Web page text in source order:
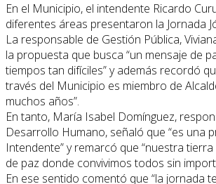
En el Municipio, el intendente Ricardo
diferentes áreas presentaron la Jornada
La responsable de Gestión Pública,
la propuesta que busca “un mensaje de
tiempos tan difíciles” y además recordó
través del Municipio es miembro de
muchos años”.
En tanto, María Isabel Domínguez,
Desarrollo Humano, señaló que “es una
Intendente” y remarcó que “nuestra
de paz donde convivimos todos sin
En ese sentido comentó que “la jornada